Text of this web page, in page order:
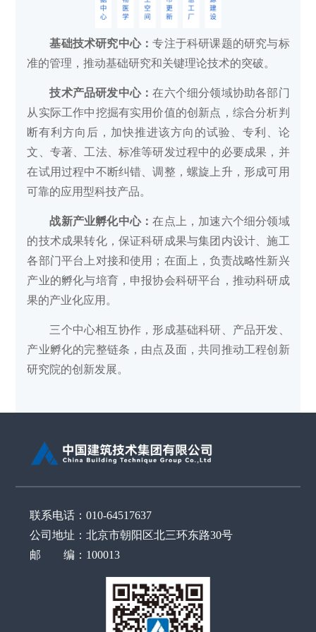
基础技术研究中心：专注于科研课题的研究与标
准的管理，推动基础研究和关键理论技术的突破。
技术产品研发中心：在六个细分领域协助各部门
从实际工作中挖掘有实用价值的创新点，综合分析判
断有利方向后，加快推进该方向的试验、专利、论
文、专著、工法、标准等研发过程中的必要成果，并
在试用过程中不断纠错、调整，螺旋上升，形成可用
可靠的应用型科技产品。
战新产业孵化中心：在点上，加速六个细分领域
的技术成果转化，保证科研成果与集团内设计、施工
各部门平台上对接和使用；在面上，负责战略性新兴
产业的孵化与培育，申报协会科研平台，推动科研成
果的产业化应用。
三个中心相互协作，形成基础科研、产品开发、
产业孵化的完整链条，由点及面，共同推动工程创新
研究院的创新发展。
联系电话：010-64517637
公司地址：北京市朝阳区北三环东路30号
邮 编：100013